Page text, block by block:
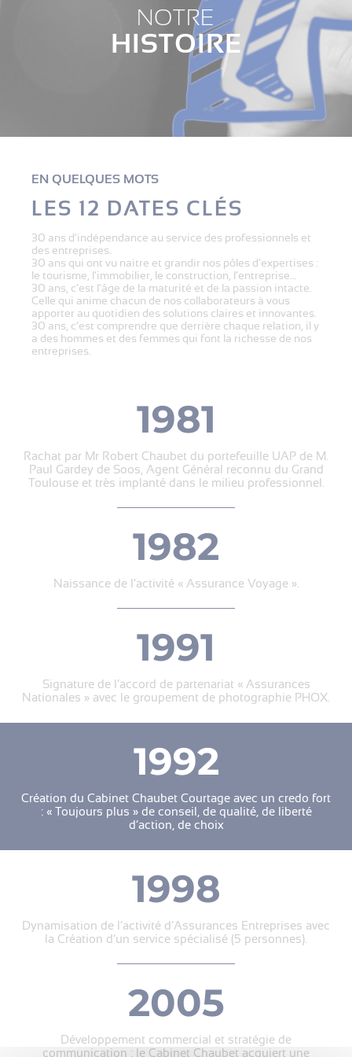
NOTRE
HISTOIRE
EN QUELQUES MOTS
LES 12 DATES CLÉS
30 ans d’indépendance au service des professionnels et
des entreprises.
30 ans qui ont vu naitre et grandir nos pôles d’expertises :
le tourisme, l’immobilier, le construction, l’entreprise…
30 ans, c’est l’âge de la maturité et de la passion intacte.
Celle qui anime chacun de nos collaborateurs à vous
apporter au quotidien des solutions claires et innovantes.
30 ans, c’est comprendre que derrière chaque relation, il y
a des hommes et des femmes qui font la richesse de nos
entreprises.
1981
Rachat par Mr Robert Chaubet du portefeuille UAP de M.
Paul Gardey de Soos, Agent Général reconnu du Grand
Toulouse et très implanté dans le milieu professionnel.
1982
Naissance de l’activité « Assurance Voyage ».
1991
Signature de l’accord de partenariat « Assurances
Nationales » avec le groupement de photographie PHOX.
1992
Création du Cabinet Chaubet Courtage avec un credo fort
: « Toujours plus » de conseil, de qualité, de liberté
d’action, de choix
1998
Dynamisation de l’activité d’Assurances Entreprises avec
la Création d’un service spécialisé (5 personnes).
2005
Développement commercial et stratégie de
communication : le Cabinet Chaubet acquiert une